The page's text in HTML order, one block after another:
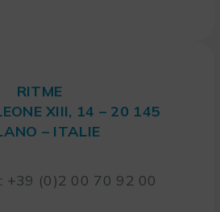
RITME
XIII, 14 – 20 145
– ITALIE
+39 (0)2 00 70 92 00